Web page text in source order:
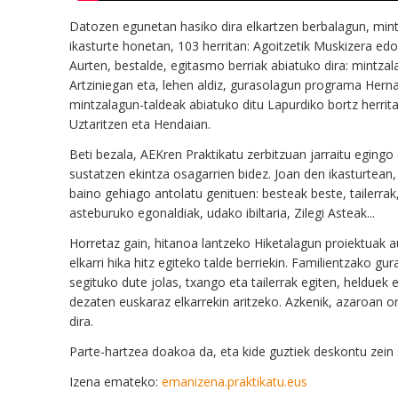
Datozen egunetan hasiko dira elkartzen berbalagun,
ikasturte honetan, 103 herritan: Agoitzetik Muskizera
Aurten, bestalde, egitasmo berriak abiatuko dira:
Artziniegan eta, lehen aldiz, gurasolagun programa
mintzalagun-taldeak abiatuko ditu Lapurdiko bortz
Uztaritzen eta Hendaian.
Beti bezala, AEKren Praktikatu zerbitzuan jarraitu
sustatzen ekintza osagarrien bidez. Joan den
baino gehiago antolatu genituen: besteak beste,
asteburuko egonaldiak, udako ibiltaria, Zilegi Asteak...
Horretaz gain, hitanoa lantzeko Hiketalagun proiektuak
elkarri hika hitz egiteko talde berriekin. Familientzako g
segituko dute jolas, txango eta tailerrak egiten, helduek
dezaten euskaraz elkarrekin aritzeko. Azkenik, azaroan
dira.
Parte-hartzea doakoa da, eta kide guztiek deskontu zein
Izena emateko: emanizena.praktikatu.eus